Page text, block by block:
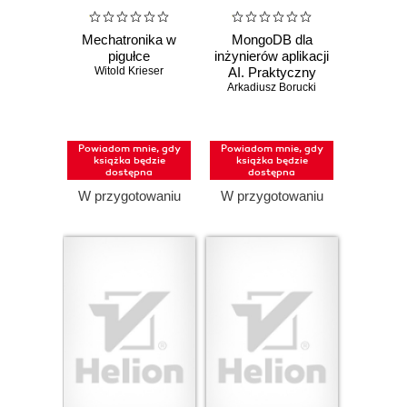
Mechatronika w
pigułce
Witold Krieser
Powiadom mnie, gdy
książka będzie
dostępna
W przygotowaniu
MongoDB dla
inżynierów aplikacji
AI. Praktyczny
podręcznik
Arkadiusz Borucki
Powiadom mnie, gdy
książka będzie
dostępna
W przygotowaniu